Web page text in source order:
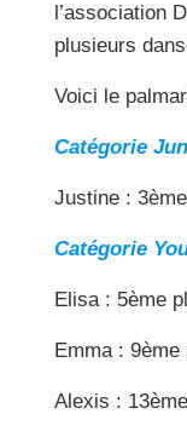
l’association
plusieurs
Voici le
Catégorie
Justine :
Catégorie
Elisa : 5ème
Emma : 9ème
Alexis :